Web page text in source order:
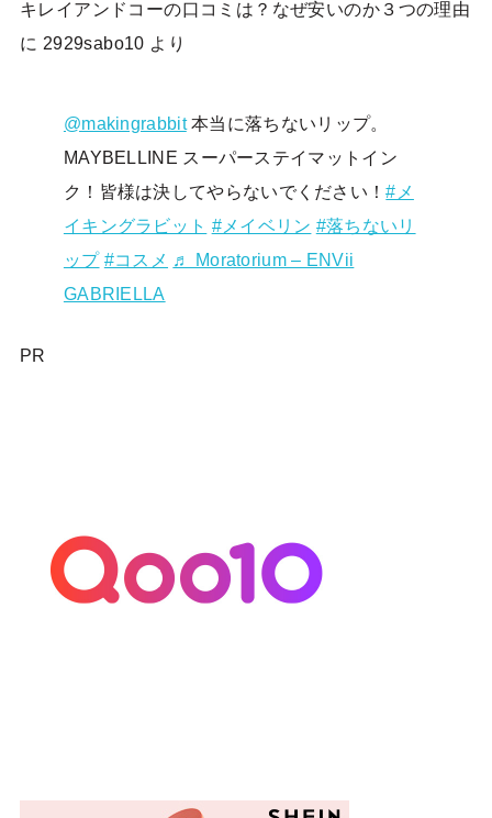
キレイアンドコーの口コミは？なぜ安いのか３つの理由
に 2929sabo10 より
@makingrabbit本当に落ちないリップ。
MAYBELLINE スーパーステイマットイン
ク！皆様は決してやらないでください！#メ
イキングラビット #メイベリン #落ちないリ
ップ #コスメ ♬ Moratorium – ENVii
GABRIELLA
PR